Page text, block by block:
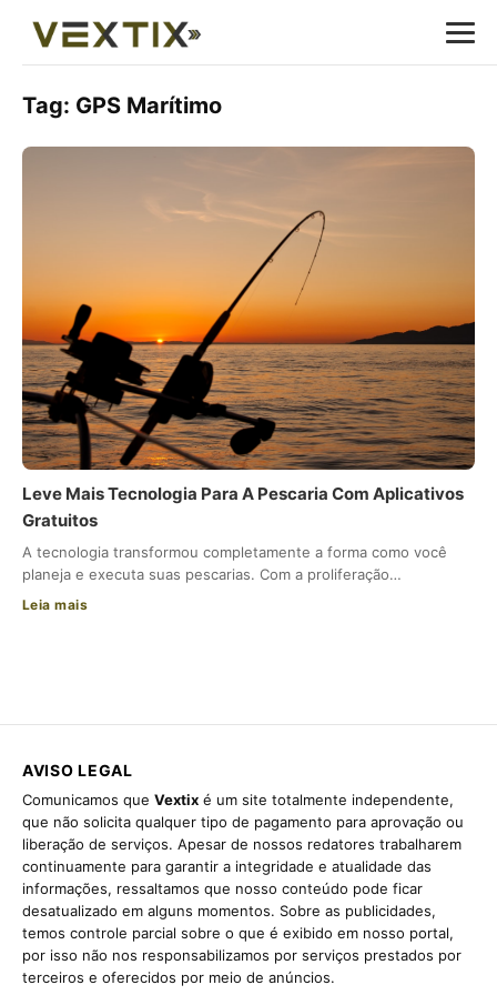
Tag: GPS Marítimo
Leve Mais Tecnologia Para A Pescaria Com Aplicativos
Gratuitos
A tecnologia transformou completamente a forma como você
planeja e executa suas pescarias. Com a proliferação…
Leia mais
AVISO LEGAL
Comunicamos que Vextix é um site totalmente independente,
que não solicita qualquer tipo de pagamento para aprovação ou
liberação de serviços. Apesar de nossos redatores trabalharem
continuamente para garantir a integridade e atualidade das
informações, ressaltamos que nosso conteúdo pode ficar
desatualizado em alguns momentos. Sobre as publicidades,
temos controle parcial sobre o que é exibido em nosso portal,
por isso não nos responsabilizamos por serviços prestados por
terceiros e oferecidos por meio de anúncios.